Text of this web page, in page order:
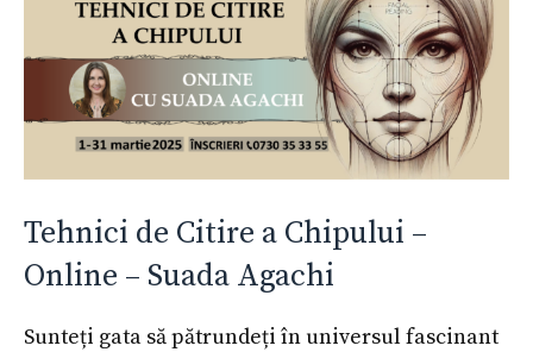
Tehnici de Citire a Chipului –
Online – Suada Agachi
Sunteți gata să pătrundeți în universul fascinant